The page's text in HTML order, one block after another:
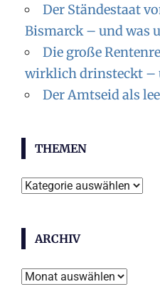
Der Ständestaat
Bismarck – und was
Die große
wirklich drinsteckt –
Der Amtseid als
THEMEN
Themen
ARCHIV
Archiv